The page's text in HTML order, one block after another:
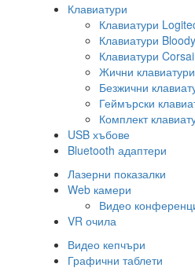
Клавиатури
Клавиатури
Клавиатури Bloody
Клавиатури
Жични клавиатури
Безжични
Геймърски
Комплект
USB хъбове
Bluetooth адаптери
Лазерни показалки
Web камери
Видео
VR очила
Видео кепчъри
Графични таблети